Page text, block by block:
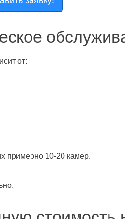
от:
примерно 10-20 камер.